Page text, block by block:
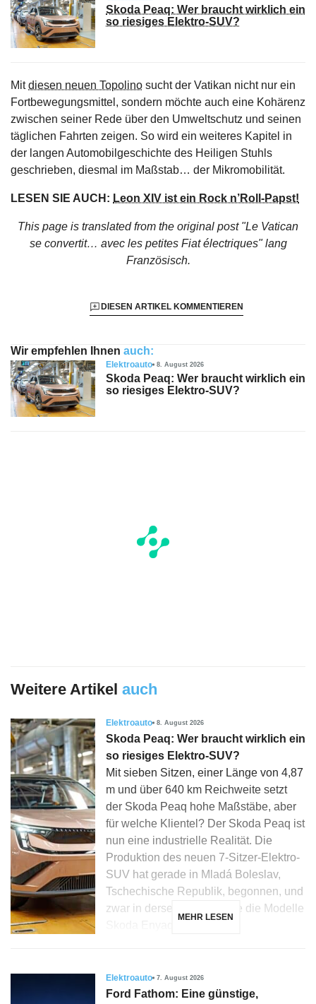
Skoda Peaq: Wer braucht wirklich ein
so riesiges Elektro-SUV?
Mitdiesen neuen Topolino sucht der Vatikan nicht nur ein
Fortbewegungsmittel, sondern möchte auch eine Kohärenz
zwischen seiner Rede über den Umweltschutz und seinen
täglichen Fahrten zeigen. So wird ein weiteres Kapitel in
der langen Automobilgeschichte des Heiligen Stuhls
geschrieben, diesmal im Maßstab… der Mikromobilität.
LESEN SIE AUCH: Leon XIV ist ein Rock n’Roll-Papst!
This page is translated from the original post "Le Vatican
se convertit… avec les petites Fiat électriques"lang
Französisch.
DIESEN ARTIKEL KOMMENTIEREN
Wir empfehlen Ihnen auch:
Elektroauto 8. August 2026
Skoda Peaq: Wer braucht wirklich ein
so riesiges Elektro-SUV?
Weitere Artikel auch
Elektroauto 8. August 2026
Skoda Peaq: Wer braucht wirklich ein
so riesiges Elektro-SUV?
Mit sieben Sitzen, einer Länge von 4,87
m und über 640 km Reichweite setzt
der Skoda Peaq hohe Maßstäbe, aber
für welche Klientel? Der Skoda Peaq ist
nun eine industrielle Realität. Die
Produktion des neuen 7-Sitzer-Elektro-
SUV hat gerade in Mladá Boleslav,
Tschechische Republik, begonnen, und
zwar in derselben Linie wie die Modelle
MEHR LESEN
Elektroauto 7. August 2026
Ford Fathom: Eine günstige,